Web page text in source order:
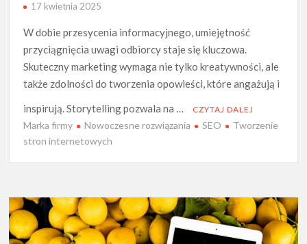
17 kwietnia 2025
W dobie przesycenia informacyjnego, umiejętność
przyciągnięcia uwagi odbiorcy staje się kluczowa.
Skuteczny marketing wymaga nie tylko kreatywności, ale
także zdolności do tworzenia opowieści, które angażują i
inspirują. Storytelling pozwala na …
CZYTAJ DALEJ
Marka firmy Nowoczesne rozwiązania SEO
Tworzenie
stron internetowych